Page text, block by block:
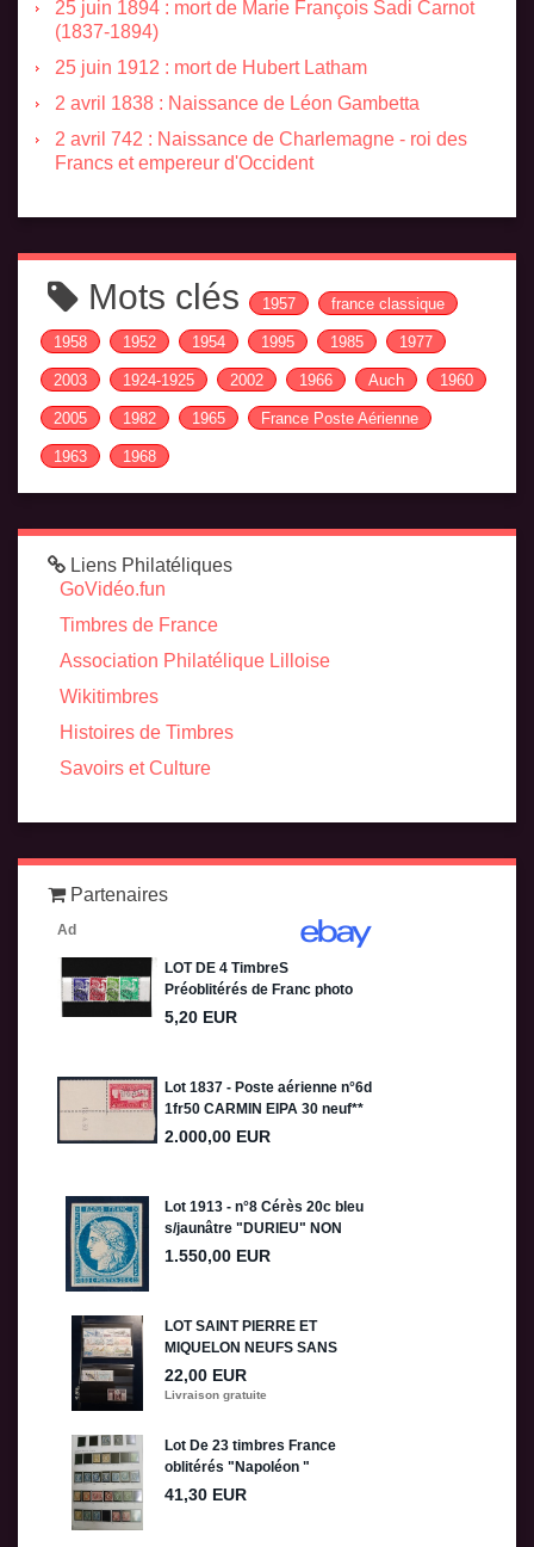
25 juin 1894 : mort de Marie François Sadi Carnot
(1837-1894)
25 juin 1912 : mort de Hubert Latham
2 avril 1838 : Naissance de Léon Gambetta
2 avril 742 : Naissance de Charlemagne - roi des
Francs et empereur d'Occident
Mots clés 1957 france classique
1958 1952 1954 1995 1985 1977
2003 1924-1925 2002 1966 Auch 1960
2005 1982 1965 France Poste Aérienne
1963 1968
Liens Philatéliques
GoVidéo.fun
Timbres de France
Association Philatélique Lilloise
Wikitimbres
Histoires de Timbres
Savoirs et Culture
Partenaires